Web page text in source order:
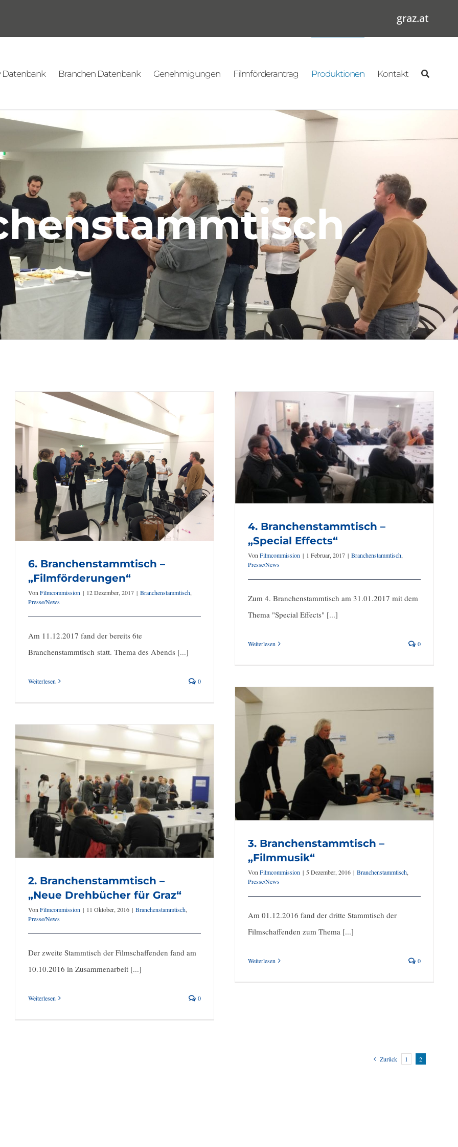
graz.at
Datenbank Branchen Datenbank Genehmigungen Filmförderantrag Produktionen Kontakt
6. Branchenstammtisch –
„Filmförderungen“
Von Filmcommission | 12 Dezember, 2017 | Branchenstammtisch,
Presse/News
Am 11.12.2017 fand der bereits 6te
Branchenstammtisch statt. Thema des Abends [...]
Weiterlesen 0
4. Branchenstammtisch –
„Special Effects“
4. Branchenstammtisch –
„Special Effects“
VonFilmcommission | 1 Februar, 2017 | Branchenstammtisch,
Presse/News
Zum 4. Branchenstammtisch am 31.01.2017 mit dem
Thema "Special Effects" [...]
Weiterlesen 0
3. Branchenstammtisch –
„Filmmusik“
3. Branchenstammtisch –
„Filmmusik“
Von Filmcommission | 5 Dezember, 2016 | Branchenstammtisch,
Presse/News
Am 01.12.2016 fand der dritte Stammtisch der
Filmschaffenden zum Thema [...]
Weiterlesen 0
2. Branchenstammtisch –
„Neue Drehbücher für Graz“
Von Filmcommission | 11 Oktober, 2016 | Branchenstammtisch,
Presse/News
Der zweite Stammtisch der Filmschaffenden fand am
10.10.2016 in Zusammenarbeit [...]
Weiterlesen 0
Zurück 1 2